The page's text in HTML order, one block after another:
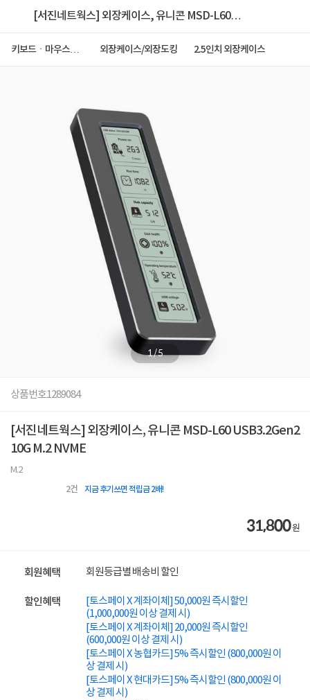
[서진네트웍스] 외장케이스, 유니콘 MSD-L60
키보드ㆍ마우스ㆍ
외장케이스/외장도킹 2.5인치 외장케이스
1/5
상품번호1289084
[서진네트웍스] 외장케이스, 유니콘 MSD-L60 USB3.2Gen2
10G M.2 NVME
M.2
2건 지금 후기쓰면 적립금 2배!
31,800원
회원혜택 회원등급별 배송비 할인
할인혜택
[토스페이 X 계좌이체] 50,000원 즉시할인
(1,000,000원 이상 결제 시)
[토스페이 X 계좌이체] 20,000원 즉시할인
(600,000원 이상 결제 시)
[토스페이 X 농협카드] 5% 즉시할인 (800,000원 이
상 결제 시)
[토스페이 X 현대카드] 5% 즉시할인 (800,000원 이
상 결제 시)